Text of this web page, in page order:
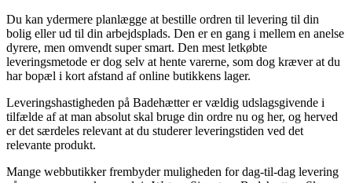
Du kan ydermere planlægge at bestille ordren til levering til din
bolig eller ud til din arbejdsplads. Den er en gang i mellem en anelse
dyrere, men omvendt super smart. Den mest letkøbte
leveringsmetode er dog selv at hente varerne, som dog kræver at du
har bopæl i kort afstand af online butikkens lager.
Leveringshastigheden på Badehætter er vældig udslagsgivende i
tilfælde af at man absolut skal bruge din ordre nu og her, og herved
er det særdeles relevant at du studerer leveringstiden ved det
relevante produkt.
Mange webbutikker frembyder muligheden for dag-til-dag levering